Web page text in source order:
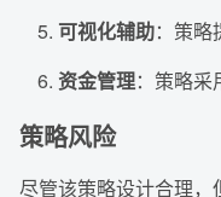
可视化辅助：策略
资金管理：策略采
策略风险
尽管该策略设计合理，